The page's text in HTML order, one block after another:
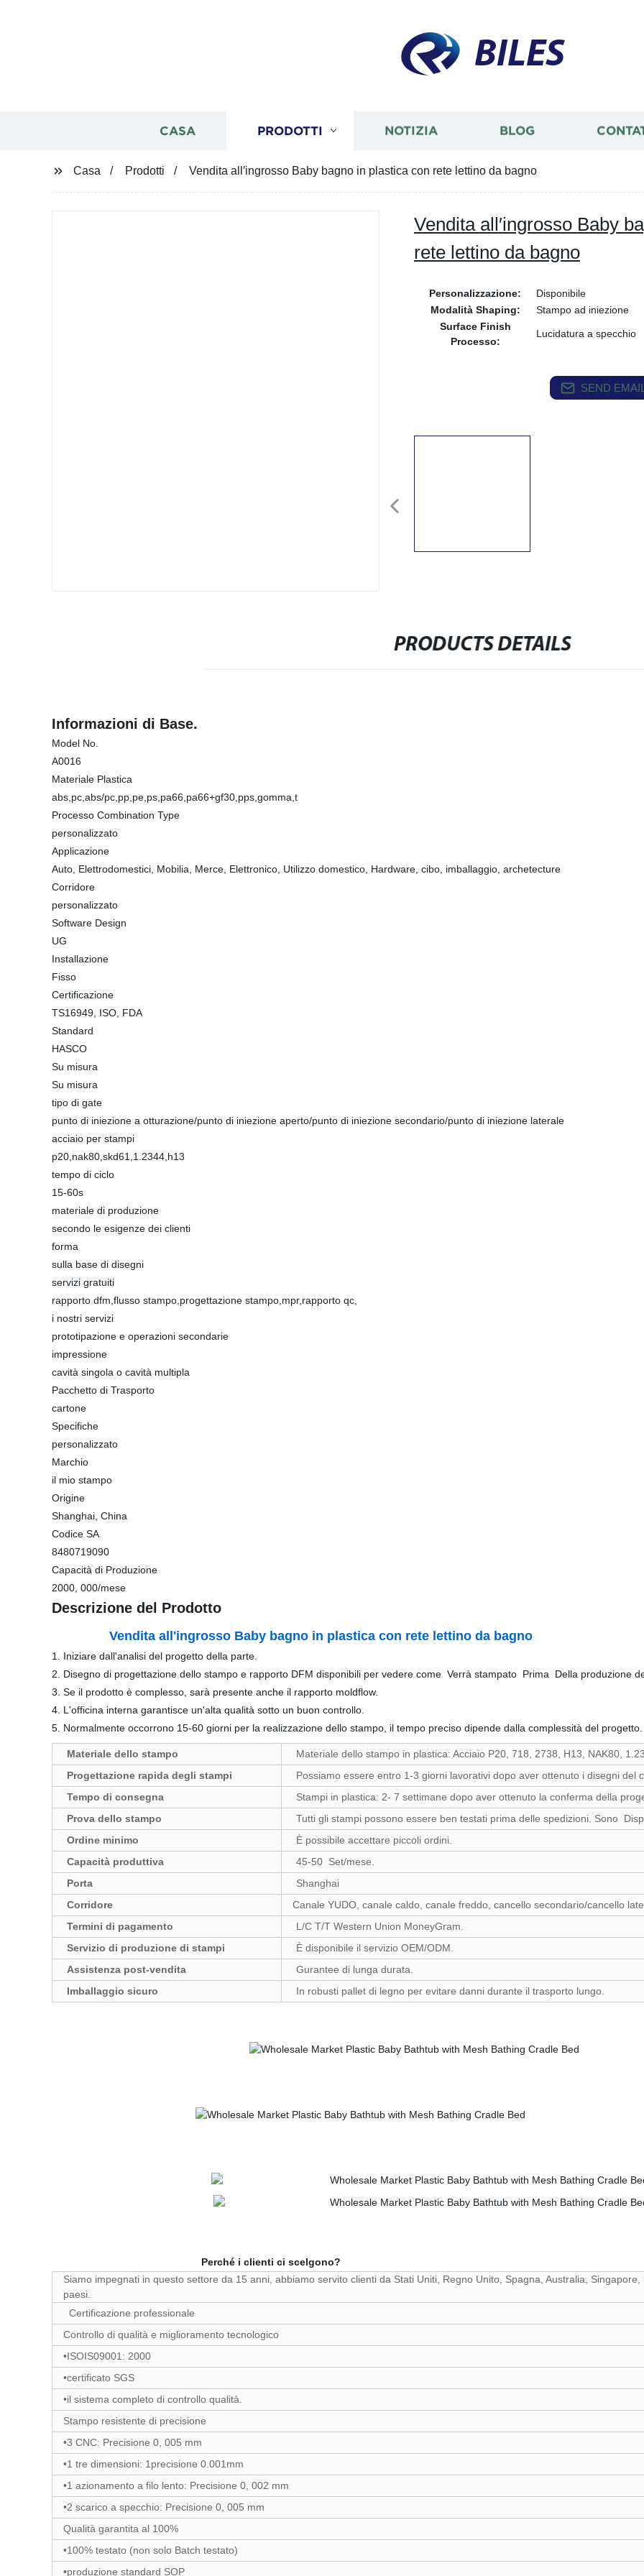
BILES
CASA PRODOTTI NOTIZIA BLOG
Casa Prodotti Vendita all′ingrosso Baby bagno in plastica con rete lettino da bagno
Vendita all′ingrosso Baby
rete lettino da bagno
Personalizzazione:
Disponibile
Modalità Shaping:
Stampo ad iniezione
Surface Finish
Processo:
Lucidatura a specchio
SEND
PRODUCTS DETAILS
Informazioni di Base.
Model No.
A0016
Materiale Plastica
abs,pc,abs/pc,pp,pe,ps,pa66,pa66+gf30,pps,gomma,t
Processo Combination Type
personalizzato
Applicazione
Auto, Elettrodomestici, Mobilia, Merce, Elettronico, Utilizzo domestico, Hardware, cibo, imballaggio, archetecture
Corridore
personalizzato
Software Design
UG
Installazione
Fisso
Certificazione
TS16949, ISO, FDA
Standard
HASCO
Su misura
Su misura
tipo di gate
punto di iniezione a otturazione/punto di iniezione aperto/punto di iniezione secondario/punto di iniezione laterale
acciaio per stampi
p20,nak80,skd61,1.2344,h13
tempo di ciclo
15-60s
materiale di produzione
secondo le esigenze dei clienti
forma
sulla base di disegni
servizi gratuiti
rapporto dfm,flusso stampo,progettazione stampo,mpr,rapporto qc,
i nostri servizi
prototipazione e operazioni secondarie
impressione
cavità singola o cavità multipla
Pacchetto di Trasporto
cartone
Specifiche
personalizzato
Marchio
il mio stampo
Origine
Shanghai, China
Codice SA
8480719090
Capacità di Produzione
2000, 000/mese
Descrizione del Prodotto
Vendita all'ingrosso Baby bagno in plastica con rete lettino da bagno
1. Iniziare dall'analisi del progetto della parte.
2. Disegno di progettazione dello stampo e rapporto DFM disponibili per vedere come Verrà stampato Prima Della produzione
3. Se il prodotto è complesso, sarà presente anche il rapporto moldflow.
4. L'officina interna garantisce un'alta qualità sotto un buon controllo.
5. Normalmente occorrono 15-60 giorni per la realizzazione dello stampo, il tempo preciso dipende dalla complessità del progetto.
Materiale dello stampo
Materiale dello stampo in plastica: Acciaio P20, 718, 2738, H13, NAK80,
Progettazione rapida degli stampi
Possiamo essere entro 1-3 giorni lavorativi dopo aver ottenuto i disegni del
Tempo di consegna
Stampi in plastica: 2- 7 settimane dopo aver ottenuto la conferma della
Prova dello stampo
Tutti gli stampi possono essere ben testati prima delle spedizioni. Sono
Ordine minimo
È possibile accettare piccoli ordini.
Capacità produttiva
45-50 Set/mese.
Porta
Shanghai
Corridore
Canale YUDO, canale caldo, canale freddo, cancello secondario/cancello
Termini di pagamento
L/C T/T Western Union MoneyGram.
Servizio di produzione di stampi
È disponibile il servizio OEM/ODM.
Assistenza post-vendita
Gurantee di lunga durata.
Imballaggio sicuro
In robusti pallet di legno per evitare danni durante il trasporto lungo.
Perché i clienti ci scelgono?
Siamo impegnati in questo settore da 15 anni, abbiamo servito clienti da Stati Uniti, Regno Unito, Spagna, Australia, Singapore,
paesi.
Certificazione professionale
Controllo di qualità e miglioramento tecnologico
•ISOIS09001: 2000
•certificato SGS
•il sistema completo di controllo qualità.
Stampo resistente di precisione
•3 CNC: Precisione 0, 005 mm
•1 tre dimensioni: 1precisione 0.001mm
•1 azionamento a filo lento: Precisione 0, 002 mm
•2 scarico a specchio: Precisione 0, 005 mm
Qualità garantita al 100%
•100% testato (non solo Batch testato)
•produzione standard SOP